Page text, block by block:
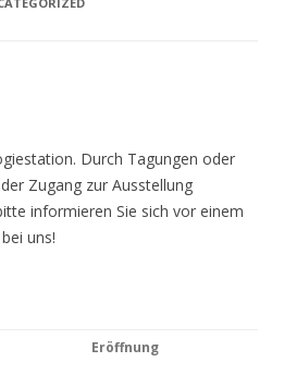
Durch Tagungen oder
Zugang zur Ausstellung
informieren Sie sich vor einem
uns!
Eröffnung